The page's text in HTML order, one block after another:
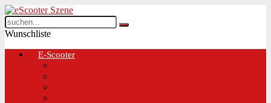
Wunschliste
E-Scooter